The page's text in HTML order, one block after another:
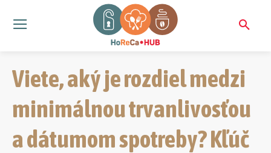
Viete, aký je rozdiel medzi
minimálnou trvanlivosťou
a dátumom spotreby? Kľúč